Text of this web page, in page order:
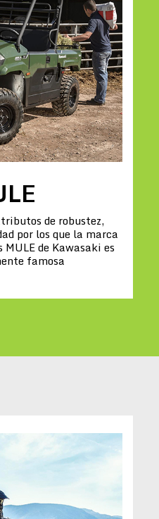
de robustez,
por los que la marca
de Kawasaki es
famosa